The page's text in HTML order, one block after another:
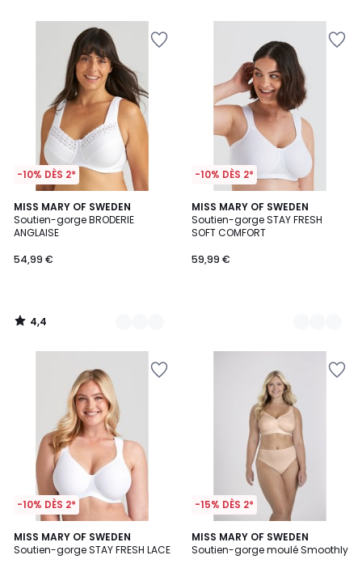
-10% DÈS 2*
MISS MARY OF SWEDEN
Soutien-gorge BRODERIE
ANGLAISE
54,99 €
4,4
/ 5
2
Couleurs
4,4
/
-10% DÈS 2*
MISS MARY OF SWEDEN
Soutien-gorge STAY FRESH
SOFT COMFORT
59,99 €
3
Couleurs
-10% DÈS 2*
MISS MARY OF SWEDEN
Soutien-gorge STAY FRESH LACE
5
/
2
Couleurs
-15% DÈS 2*
MISS MARY OF SWEDEN
Soutien-gorge moulé Smoothly
4,1
/ 5